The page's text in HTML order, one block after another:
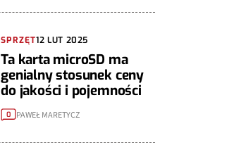
SPRZĘT12 LUT 2025
Ta karta microSD ma
genialny stosunek ceny
do jakości i pojemności
0 PAWEŁ MARETYCZ